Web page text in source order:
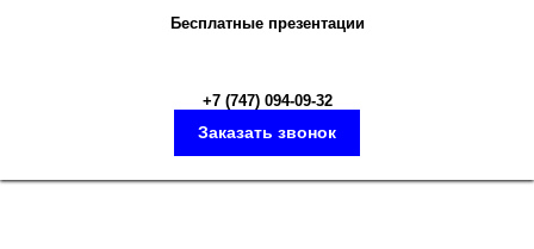
Бесплатные презентации
+7 (747) 094-09-32
Заказать звонок